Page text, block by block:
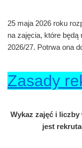
25 maja 2026 roku
na zajęcia, które
2026/27. Potrwa ona
Zasady
Wykaz zajęć i
jest